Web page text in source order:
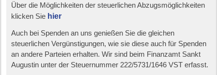
Über die Möglichkeiten der steuerlichen Abzugsmöglichkeiten
klicken Sie hier
Auch bei Spenden an uns genießen Sie die gleichen
steuerlichen Vergünstigungen, wie sie diese auch für Spenden
an andere Parteien erhalten. Wir sind beim Finanzamt Sankt
Augustin unter der Steuernummer 222/5731/1646 VST erfasst.